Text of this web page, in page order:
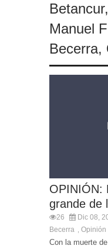
Frustran atentado con
Betancur,
Manuel
Becerra,
OPINIÓN:
grande de
26 Dic 08,
Becerra
Opinión
Con la muerte